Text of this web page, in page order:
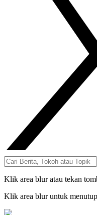
Klik area blur atau tekan
Klik area blur untuk